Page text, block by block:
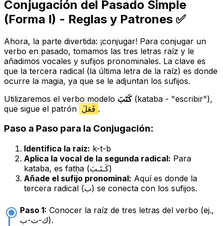
Conjugación del Pasado Simple
(Forma I) - Reglas y Patrones ✅
Ahora, la parte divertida: ¡conjugar! Para conjugar un
verbo en pasado, tomamos las tres letras raíz y le
añadimos vocales y sufijos pronominales. La clave es
que la tercera radical (la última letra de la raíz) es donde
ocurre la magia, ya que se le adjuntan los sufijos.
Utilizaremos el verbo modelo كَتَبَ(kataba - "escribir"),
que sigue el patrón فَعَلَ .
Paso a Paso para la Conjugación:
Identifica la raíz: k-t-b
Aplica la vocal de la segunda radical: Para
kataba, es fatḥa
(كَـتَـبَ)
Añade el sufijo pronominal: Aquí es donde la
tercera radical (ب) se conecta con los sufijos.
Paso 1: Conocer la raíz de tres letras del verbo (ej.,
ك-ت-ب).